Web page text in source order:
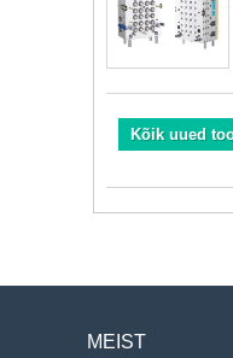
Kõik uued
MEIST